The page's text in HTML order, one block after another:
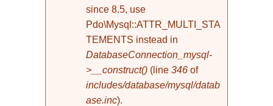
since 8.5, use
Pdo\Mysql::ATTR_MULTI_STA
TEMENTS instead in
DatabaseConnection_mysql-
>__construct() (line 346 of
includes/database/mysql/datab
ase.inc).